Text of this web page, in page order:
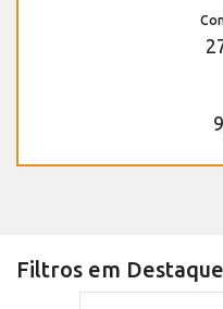
Filtros em Destaque